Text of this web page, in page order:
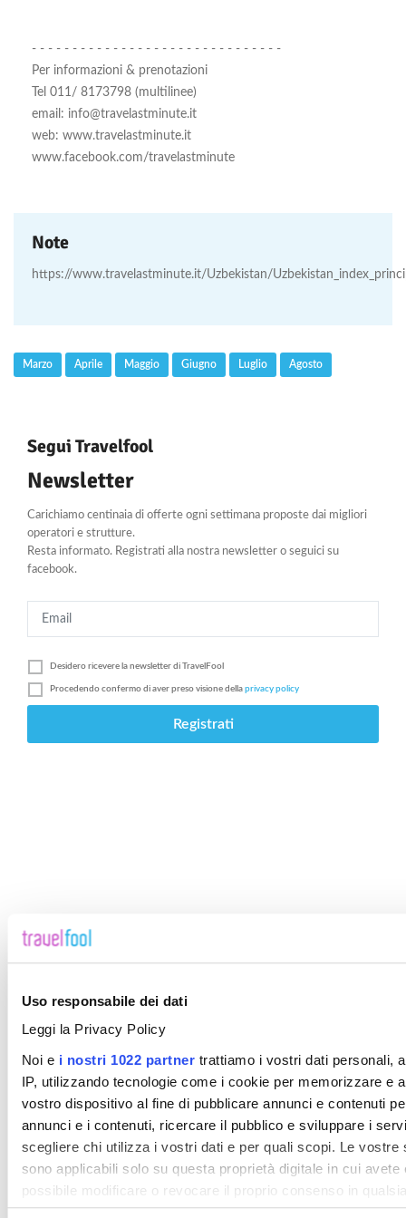
Uso responsabile dei dati
Leggi la Privacy Policy
Noi e i nostri 1022 partnertrattiamo i vostri dati personali,
IP, utilizzando tecnologie come i cookie per memorizzare e
vostro dispositivo al fine di pubblicare annunci e contenuti
annunci e i contenuti, ricercare il pubblico e sviluppare i
scegliere chi utilizza i vostri dati e per quali scopi. Le vostre
sono applicabili solo su questa proprietà digitale in cui
possibile modificare o revocare il proprio consenso in
Dichiarazione sui cookie o facendo clic sull'icona di
- - - - - - - - - - - - - - - - - - - - - - - - - - - - - - -
Per informazioni & prenotazioni
Tel 011/ 8173798 (multilinee)
email: info@travelastminute.it
web: www.travelastminute.it
www.facebook.com/travelastminute
Note
https://www.travelastminute.it/Uzbekistan/
Marzo Aprile Maggio Giugno Luglio Agosto
Segui Travelfool
Newsletter
Carichiamo centinaia di offerte ogni settimana proposte dai migliori
operatori e strutture.
Resta informato. Registrati alla nostra newsletter o seguici su
facebook.
Desidero ricevere la newsletter di TravelFool
Procedendo confermo di aver preso visione della privacy policy
Registrati